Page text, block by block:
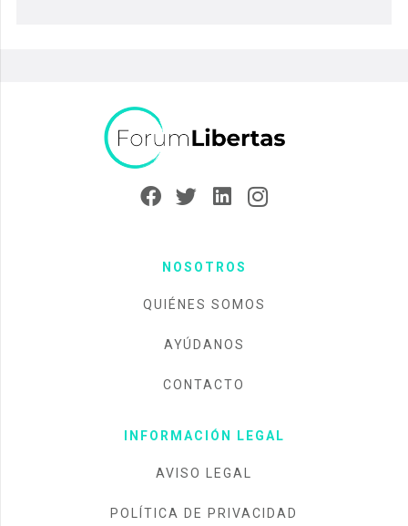
NOSOTROS
QUIÉNES SOMOS
AYÚDANOS
CONTACTO
INFORMACIÓN LEGAL
AVISO LEGAL
POLÍTICA DE PRIVACIDAD